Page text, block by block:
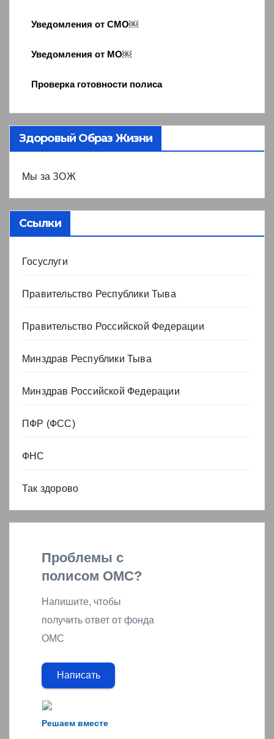
Уведомления от СМО￼
Уведомления от МО￼
Проверка готовности полиса
Здоровый Образ Жизни
Мы за ЗОЖ
Ссылки
Госуслуги
Правительство Республики Тыва
Правительство Российской Федерации
Минздрав Республики Тыва
Минздрав Российской Федерации
ПФР (ФСС)
ФНС
Так здорово
Решаем вместе
Проблемы с
полисом ОМС?
Напишите, чтобы
получить ответ от фонда
ОМС
Написать